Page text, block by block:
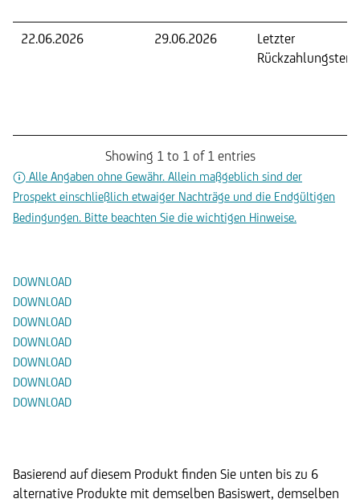
22.06.2026 29.06.2026
Letzter
Showing 1 to 1 of 1 entries
Alle Angaben ohne Gewähr. Allein maßgeblich sind der
Prospekt einschließlich etwaiger Nachträge und die Endgültigen
Bedingungen. Bitte beachten Sie die wichtigen Hinweise.
DOWNLOAD
DOWNLOAD
DOWNLOAD
DOWNLOAD
DOWNLOAD
DOWNLOAD
DOWNLOAD
Basierend auf diesem Produkt finden Sie unten bis zu 6
alternative Produkte mit demselben Basiswert, demselben